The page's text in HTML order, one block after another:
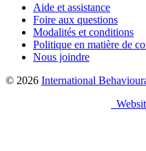
Aide et assistance
Foire aux questions
Modalités et conditions
Politique en matière de
Nous joindre
© 2026 International